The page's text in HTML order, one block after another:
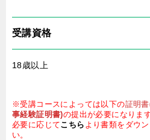
受講資格
18歳以上
※受講コースによっては以下の証明書
事経験証明書)の提出が必要になります
必要に応じてこちら より書類をダウ
い。